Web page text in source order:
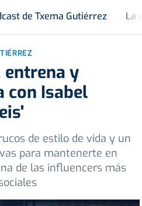
de Txema Gutiérrez La
entrena y
con Isabel
de estilo de vida y un
para mantenerte en
de las influencers más